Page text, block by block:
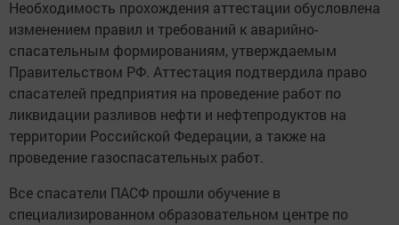
Необходимость прохождения аттестации обусловлена
изменением правил и требований к аварийно-
спасательным формированиям, утверждаемым
Правительством РФ. Аттестация подтвердила право
спасателей предприятия на проведение работ по
ликвидации разливов нефти и нефтепродуктов на
территории Российской Федерации, а также на
проведение газоспасательных работ.
Все спасатели ПАСФ прошли обучение в
специализированном образовательном центре по